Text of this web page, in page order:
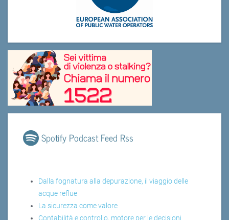
Spotify Podcast Feed Rss
Dalla fognatura alla depurazione, il viaggio delle
acque reflue
La sicurezza come valore
Contabilità e controllo, motore per le decisioni